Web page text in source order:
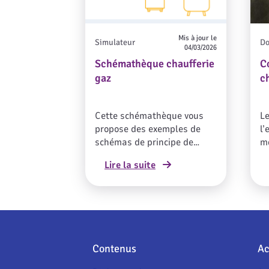
Schémathèque chaufferie
gaz
Simulateur
Mis à jour le
04/03/2026
Cette schémathèque vous
propose des exemples de
schémas de principe de
condensation pour optimiser
configuration permette aux
caractéristiques de
Lire la suite
Contenus